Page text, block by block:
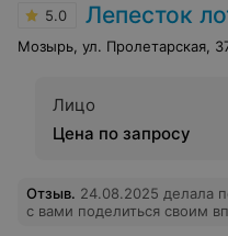
5.0 Лепесток
Мозырь, ул. Пролетарская,
Лицо
Цена по запросу
Отзыв. 24.08.2025 делала
с вами поделиться своим